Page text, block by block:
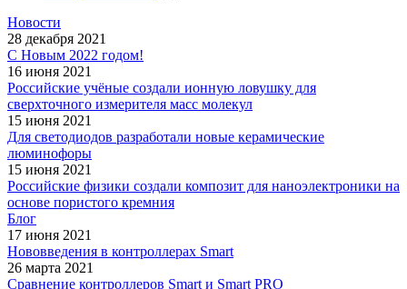
Новости
28 декабря 2021
С Новым 2022 годом!
16 июня 2021
Российские учёные создали ионную ловушку для
сверхточного измерителя масс молекул
15 июня 2021
Для светодиодов разработали новые керамические
люминофоры
15 июня 2021
Российские физики создали композит для наноэлектроники на
основе пористого кремния
Блог
17 июня 2021
Нововведения в контроллерах Smart
26 марта 2021
Сравнение контроллеров Smart и Smart PRO